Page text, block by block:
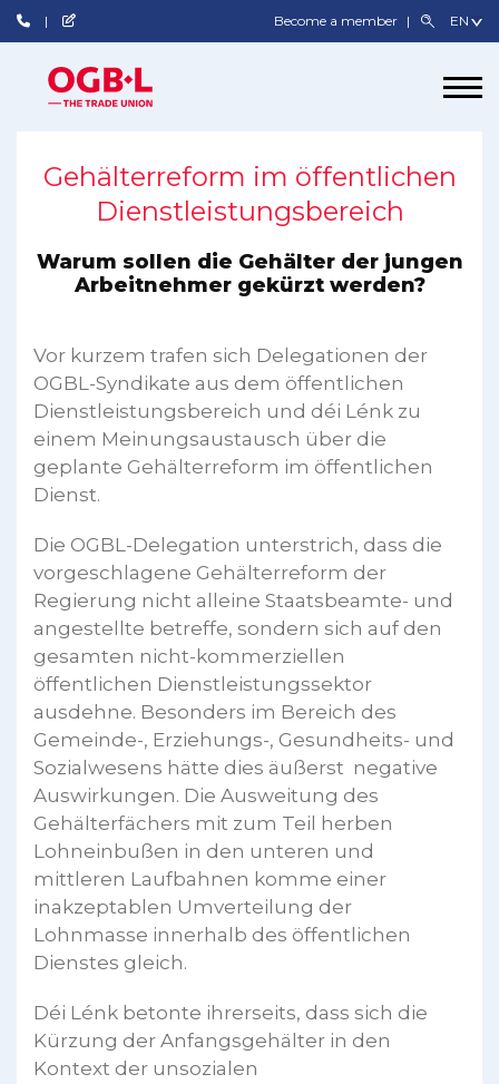
Become a member
Gehälterreform im öffentlichen
Dienstleistungsbereich
Warum sollen die Gehälter der jungen
Arbeitnehmer gekürzt werden?
Vor kurzem trafen sich Delegationen der
OGBL-Syndikate aus dem öffentlichen
Dienstleistungsbereich und déi Lénk zu
einem Meinungsaustausch über die
geplante Gehälterreform im öffentlichen
Dienst.
Die OGBL-Delegation unterstrich, dass die
vorgeschlagene Gehälterreform der
Regierung nicht alleine Staatsbeamte- und
angestellte betreffe, sondern sich auf den
gesamten nicht-kommerziellen
öffentlichen Dienstleistungssektor
ausdehne. Besonders im Bereich des
Gemeinde-, Erziehungs-, Gesundheits- und
Sozialwesens hätte dies äußerst negative
Auswirkungen. Die Ausweitung des
Gehälterfächers mit zum Teil herben
Lohneinbußen in den unteren und
mittleren Laufbahnen komme einer
inakzeptablen Umverteilung der
Lohnmasse innerhalb des öffentlichen
Dienstes gleich.
Déi Lénk betonte ihrerseits, dass sich die
Kürzung der Anfangsgehälter in den
Kontext der unsozialen